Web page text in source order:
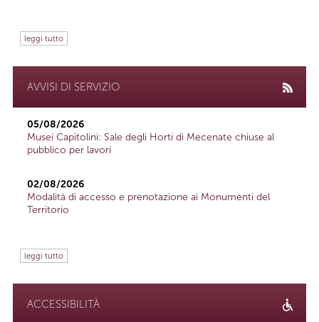
leggi tutto
AVVISI DI SERVIZIO
05/08/2026
Musei Capitolini: Sale degli Horti di Mecenate chiuse al
pubblico per lavori
02/08/2026
Modalità di accesso e prenotazione ai Monumenti del
Territorio
leggi tutto
ACCESSIBILITÀ